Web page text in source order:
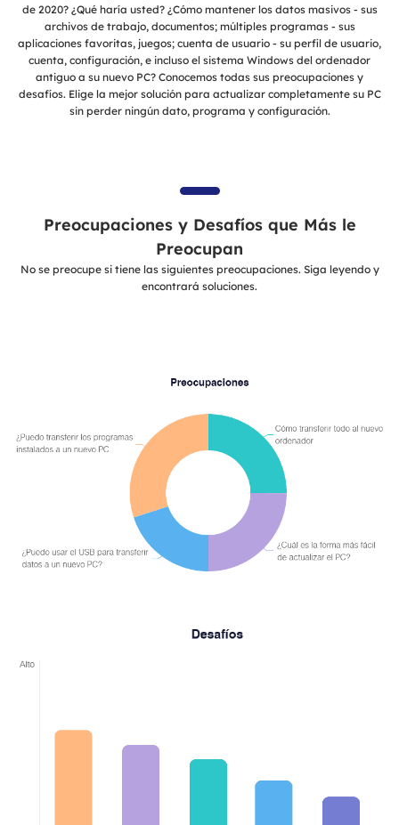
de 2020? ¿Qué haría usted? ¿Cómo mantener los datos masivos - sus
archivos de trabajo, documentos; múltiples programas - sus
aplicaciones favoritas, juegos; cuenta de usuario - su perfil de usuario,
cuenta, configuración, e incluso el sistema Windows del ordenador
antiguo a su nuevo PC? Conocemos todas sus preocupaciones y
desafíos. Elige la mejor solución para actualizar completamente su PC
sin perder ningún dato, programa y configuración.
Preocupaciones y Desafíos que Más le
Preocupan
No se preocupe si tiene las siguientes preocupaciones. Siga leyendo y
encontrará soluciones.